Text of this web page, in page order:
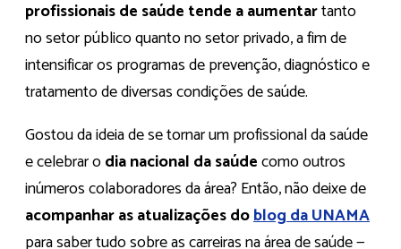
profissionais de saúde tende a aumentartanto
no setor público quanto no setor privado, a fim de
intensificar os programas de prevenção, diagnóstico e
tratamento de diversas condições de saúde.
Gostou da ideia de se tornar um profissional da saúde
e celebrar odia nacional da saúdecomo outros
inúmeros colaboradores da área? Então, não deixe de
acompanhar as atualizações doblog da UNAMA
para saber tudo sobre as carreiras na área de saúde —